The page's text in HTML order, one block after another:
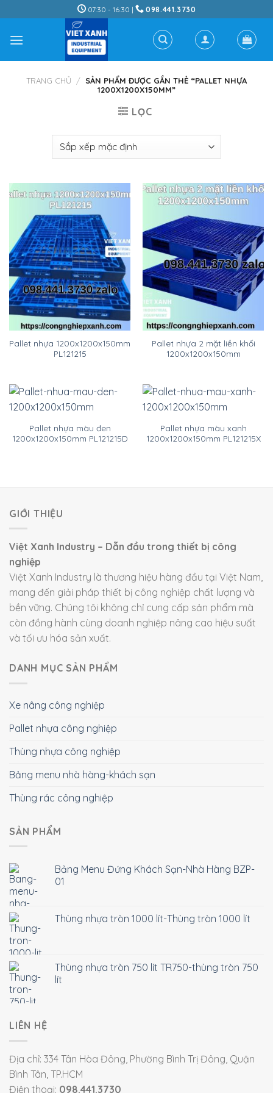
to
content
07:30 - 16:30 | 098.441.3730
TRANG CHỦ / SẢN PHẨM ĐƯỢC GẮN THẺ “PALLET NHỰA
1200X1200X150MM”
LỌC
Pallet nhựa 1200x1200x150mm
PL121215
Pallet nhựa 2 mặt liền khối
1200x1200x150mm
Pallet nhựa màu đen
1200x1200x150mm PL121215D
Pallet nhựa màu xanh
1200x1200x150mm PL121215X
GIỚI THIỆU
Việt Xanh Industry – Dẫn đầu trong thiết bị công
nghiệp
Việt Xanh Industry là thương hiệu hàng đầu tại Việt Nam,
mang đến giải pháp thiết bị công nghiệp chất lượng và
bền vững. Chúng tôi không chỉ cung cấp sản phẩm mà
còn đồng hành cùng doanh nghiệp nâng cao hiệu suất
và tối ưu hóa sản xuất.
DANH MỤC SẢN PHẨM
Xe nâng công nghiệp
Pallet nhựa công nghiệp
Thùng nhựa công nghiệp
Bảng menu nhà hàng-khách sạn
Thùng rác công nghiệp
SẢN PHẨM
Bảng Menu Đứng Khách Sạn-Nhà Hàng BZP-
01
Thùng nhựa tròn 1000 lít-Thùng tròn 1000 lít
Thùng nhựa tròn 750 lít TR750-thùng tròn 750
lít
LIÊN HỆ
Địa chỉ: 334 Tân Hòa Đông, Phường Bình Trị Đông, Quận
Bình Tân, TP.HCM
Điện thoại: 098.441.3730